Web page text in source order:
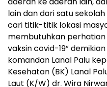
lain dan dari satu
cari titik-titik lokasi
membutuhkan
vaksin covid-19”
komandan Lanal Palu
Kesehatan (BK) Lanal
Laut (K/W) dr. Wira